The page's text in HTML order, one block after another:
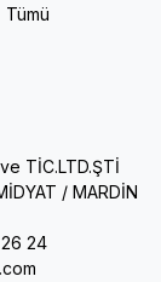
Tümü
TİC.LTD.ŞTİ
/ MARDİN
24